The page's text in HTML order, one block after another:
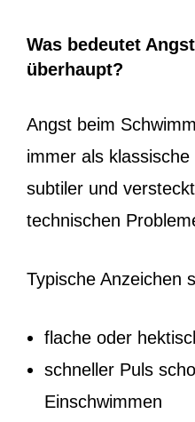
Was bedeutet
überhaupt?
Angst beim
immer als
subtiler und
technischen
Typische Anzeichen
flache oder
schneller Puls
Einschwimmen